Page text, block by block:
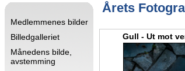
Medlemmenes bilder
Billedgalleriet
Månedens bilde,
avstemming
Årets
Gull - Ut mot